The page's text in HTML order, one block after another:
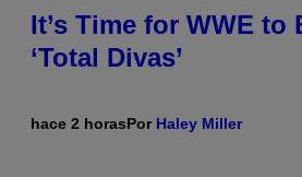
It’s Time for WWE to
‘Total Divas’
hace 2 horasPor Haley Miller